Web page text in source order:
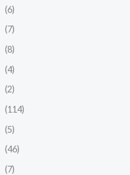
(6)
(7)
(8)
(4)
(2)
(114)
(5)
(46)
(7)